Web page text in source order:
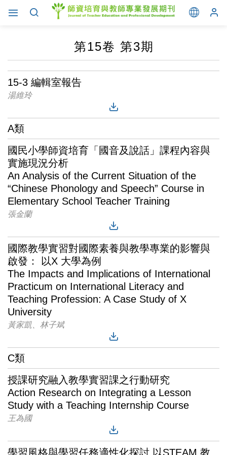
第15卷 第3期
15-3 編輯室報告
湯維玲
A類
國民小學師資培育「國音及說話」課程內容與
實施現況分析
An Analysis of the Current Situation of the
“Chinese Phonology and Speech” Course in
Elementary School Teacher Training
張金蘭
國際教學實習對國際素養與教學專業的影響與
啟發： 以X 大學為例
The Impacts and Implications of International
Practicum on International Literacy and
Teaching Profession: A Case Study of X
University
黃家凱、林子斌
C類
授課研究融入教學實習課之行動研究
Action Research on Integrating a Lesson
Study with a Teaching Internship Course
王為國
學習風格與學習任務適性化探討 以STEAM 教